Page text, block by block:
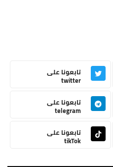
تابعونا على
twitter
تابعونا على
telegram
تابعونا على
tikTok